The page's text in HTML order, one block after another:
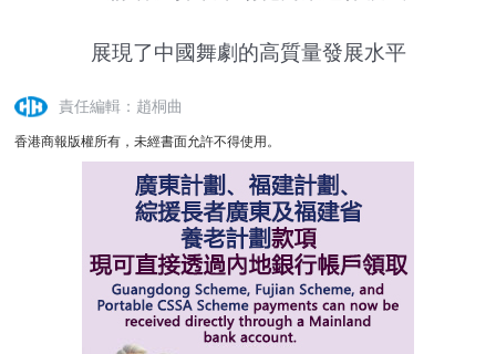
展現了中國舞劇的高質量發展水平
責任編輯：趙桐曲
香港商報版權所有，未經書面允許不得使用。